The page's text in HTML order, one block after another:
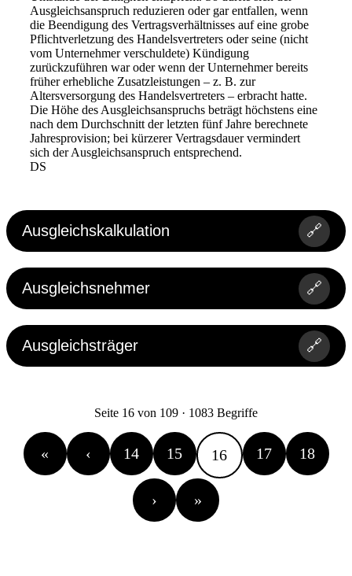
Ausgleichsanspruch reduzieren oder gar entfallen, wenn
die Beendigung des Vertragsverhältnisses auf eine grobe
Pflichtverletzung des Handelsvertreters oder seine (nicht
vom Unternehmer verschuldete) Kündigung
zurückzuführen war oder wenn der Unternehmer bereits
früher erhebliche Zusatzleistungen – z. B. zur
Altersversorgung des Handelsvertreters – erbracht hatte.
Die Höhe des Ausgleichsanspruchs beträgt höchstens eine
nach dem Durchschnitt der letzten fünf Jahre berechnete
Jahresprovision; bei kürzerer Vertragsdauer vermindert
sich der Ausgleichsanspruch entsprechend.
DS
Ausgleichskalkulation 🔗
Ausgleichsnehmer 🔗
Ausgleichsträger 🔗
Seite 16 von 109 · 1083 Begriffe
« ‹ 14 15 16 17 18
› »